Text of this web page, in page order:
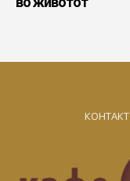
КОНТАКТ